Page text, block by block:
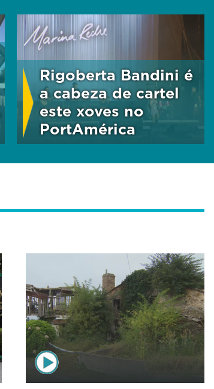
Rigoberta Bandini é
a cabeza de cartel
este xoves no
PortAmérica